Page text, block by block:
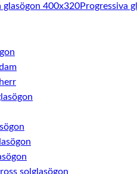
Progressiva
solglasögon